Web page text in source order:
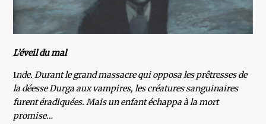
L’éveil du mal
Inde. Durant le grand massacre qui opposa les prêtresses de
la déesse Durga aux vampires, les créatures sanguinaires
furent éradiquées. Mais un enfant échappa à la mort
promise…